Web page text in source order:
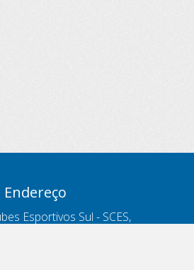
Endereço
Esportivos Sul - SCES,